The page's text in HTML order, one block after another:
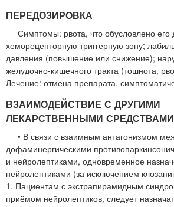
ПЕРЕДОЗИРОВКА
Симптомы: рвота, что обусловлено его
хеморецепторную триггерную зону;
давления (повышение или снижение);
желудочно-кишечного тракта (тошнота,
Лечение: отмена препарата,
ВЗАИМОДЕЙСТВИЕ С ДРУГИМИ
ЛЕКАРСТВЕННЫМИ СРЕДСТВАМИ
• В связи с взаимным антагонизмом
дофаминергическими
и нейролептиками, одновременное
нейролептиками (за исключением
1. Пациентам с экстрапирамидным
приёмом нейролептиков, следует